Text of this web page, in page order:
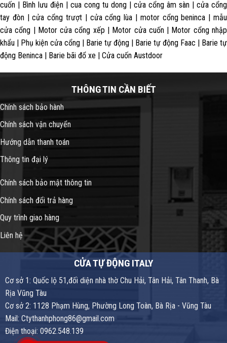
cuốn | Bình lưu điện | cua cong tu dong | cửa cổng âm sàn | cửa cổng
tay đòn | cửa cổng trượt | cửa cổng lùa | motor cổng beninca | mẫu
cửa cổng | Motor cửa cổng xếp | Motor cửa cuốn | Motor cổng nhập
khẩu | Phụ kiện cửa cổng | Barie tự động | Barie tự động Faac | Barie tự
động Beninca | Barie bãi đổ xe | Cửa cuốn Austdoor
THÔNG TIN CẦN BIẾT
Chính sách bảo hành
Chính sách vận chuyển
Hướng dẫn thanh toán
Thông tin đại lý
Chính sách bảo mật thông tin
Chính sách đổi trả hàng
Quy trình giao hàng
Liên hệ
CỬA TỰ ĐỘNG ITALY
Cơ sở 1: Quốc lộ 51,đối diện nhà thờ Chu Hải, Tân Hải, Tân Thanh, Bà
Rịa Vũng Tàu
Cơ sở 2: 1128 Phạm Hùng, Phường Long Toàn, Bà Rịa - Vũng Tàu
Mail: Ctythanhphong86@gmail.com
Điện thoại: 0962.548.139